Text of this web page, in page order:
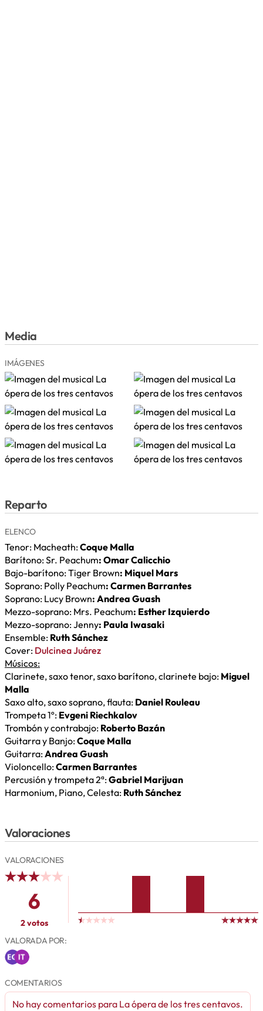
Media
IMÁGENES
Reparto
ELENCO
Tenor: Macheath:Coque Malla
Barítono: Sr. Peachum: Omar Calicchio
Bajo-barítono: Tiger Brown: Miquel Mars
Soprano: Polly Peachum: Carmen Barrantes
Soprano: Lucy Brown: Andrea Guash
Mezzo-soprano: Mrs. Peachum: Esther Izquierdo
Mezzo-soprano: Jenny: Paula Iwasaki
Ensemble: Ruth Sánchez
Cover: Dulcinea Juárez
Músicos:
Clarinete, saxo tenor, saxo barítono, clarinete bajo: Miguel
Malla
Saxo alto, saxo soprano, flauta: Daniel Rouleau
Trompeta 1º: Evgeni Riechkalov
Trombón y contrabajo: Roberto Bazán
Guitarra y Banjo:Coque Malla
Guitarra:Andrea Guash
Violoncello:Carmen Barrantes
Percusión y trompeta 2ª:Gabriel Marijuan
Harmonium, Piano, Celesta: Ruth Sánchez
Valoraciones
VALORACIONES
6
2 votos
VALORADA POR:
COMENTARIOS
No hay comentarios para La ópera de los tres centavos.